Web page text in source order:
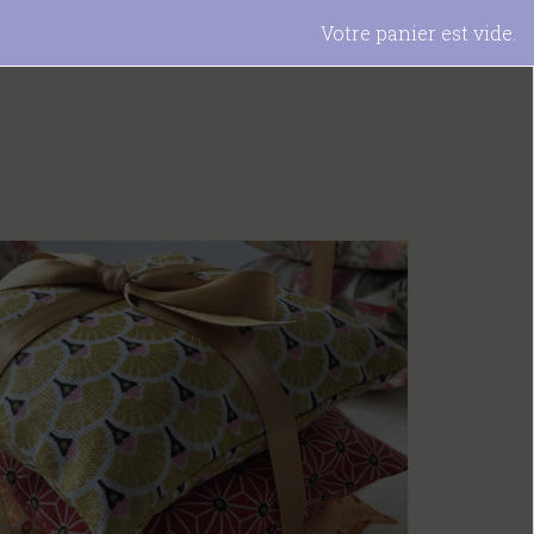
Votre panier est vide.